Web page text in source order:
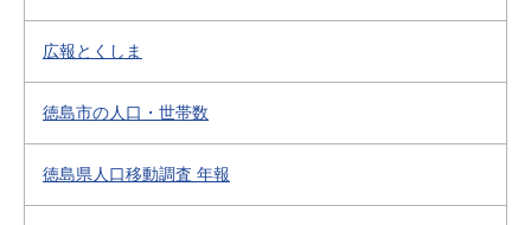
広報とくしま
徳島市の人口・世帯数
徳島県人口移動調査 年報